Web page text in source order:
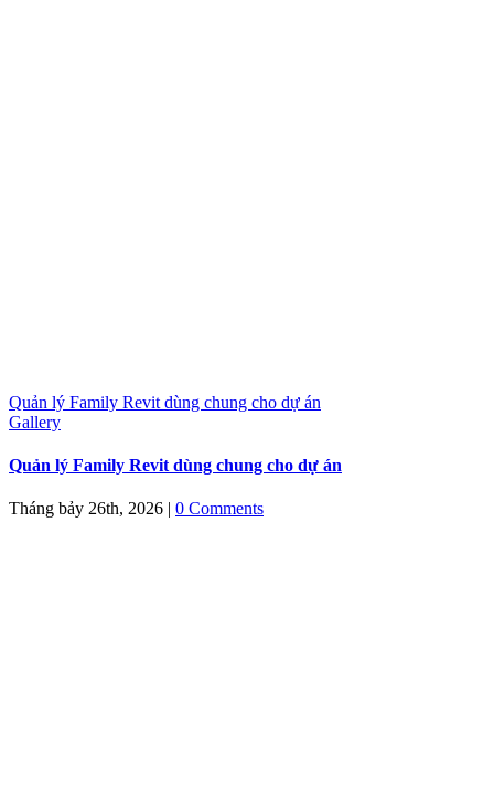
Quản lý Family Revit dùng chung cho dự án
Gallery
Quản lý Family Revit dùng chung cho dự án
Tháng bảy 26th, 2026 | 0 Comments